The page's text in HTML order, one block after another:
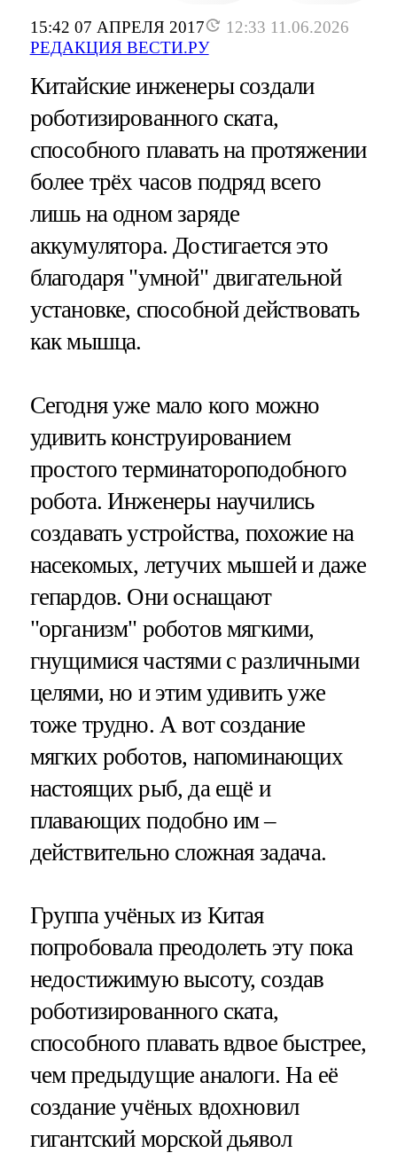
15:42 07 АПРЕЛЯ 2017
12:33 11.06.2026
РЕДАКЦИЯ ВЕСТИ.РУ
Китайские инженеры создали
роботизированного ската,
способного плавать на протяжении
более трёх часов подряд всего
лишь на одном заряде
аккумулятора. Достигается это
благодаря "умной" двигательной
установке, способной действовать
как мышца.
Сегодня уже мало кого можно
удивить конструированием
простого терминатороподобного
робота. Инженеры научились
создавать устройства, похожие на
насекомых, летучих мышей и даже
гепардов. Они оснащают
"организм" роботов мягкими,
гнущимися частями с различными
целями, но и этим удивить уже
тоже трудно. А вот создание
мягких роботов, напоминающих
настоящих рыб, да ещё и
плавающих подобно им –
действительно сложная задача.
Группа учёных из Китая
попробовала преодолеть эту пока
недостижимую высоту, создав
роботизированного ската,
способного плавать вдвое быстрее,
чем предыдущие аналоги. На её
создание учёных вдохновил
гигантский морской дьявол